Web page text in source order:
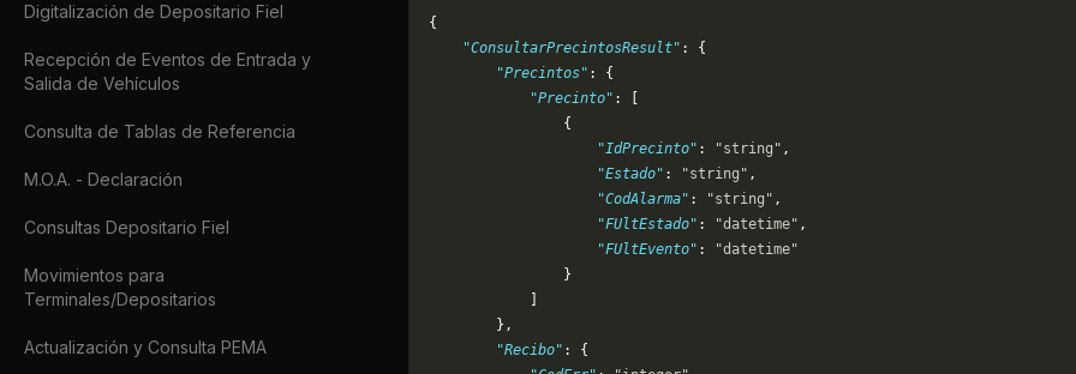
Digitalización de Depositario Fiel
Recepción de Eventos de Entrada y
Salida de Vehículos
Consulta de Tablas de Referencia
M.O.A. - Declaración
Consultas Depositario Fiel
Movimientos para
Terminales/Depositarios
Actualización y Consulta PEMA
{
    "ConsultarPrecintosResult"
: {
        "Precintos"
: {
            "Precinto"
: [
                {
                    "IdPrecinto"
: "string" ,
                    "Estado"
: "string" ,
                    "CodAlarma"
: "string" ,
                    "FUltEstado"
: "datetime" ,
                    "FUltEvento"
:
"datetime"
                }
        },
        "Recibo"
: {